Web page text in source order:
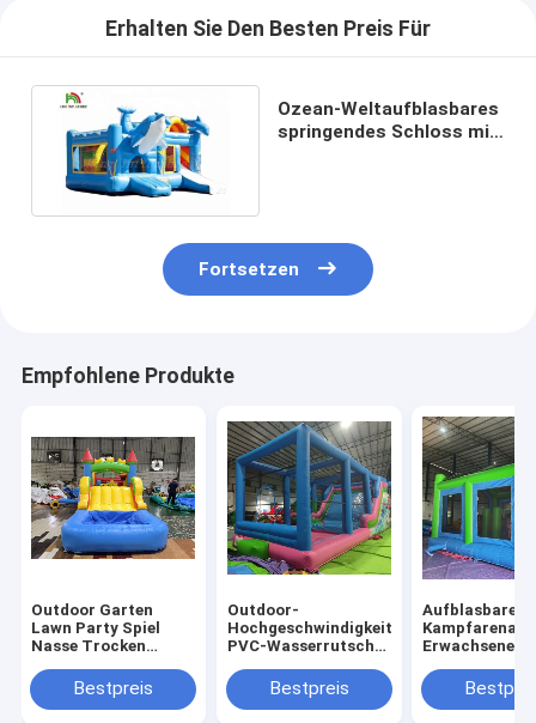
Erhalten Sie Den Besten Preis Für
Ozean-Weltaufblasbares
springendes Schloss mit
Fortsetzen
Empfohlene Produkte
Outdoor Garten
Lawn Party Spiel
Nasse Trocken
Sprunghaus Combo
Hindernisplatz mit
Bestpreis
Outdoor-
Hochgeschwindigkeits-
PVC-Wasserrutsche
AufblasenBestpreis
Aufblasbare
Kampfarena
Erwachsene
Aufblasbare
Gladiatoren